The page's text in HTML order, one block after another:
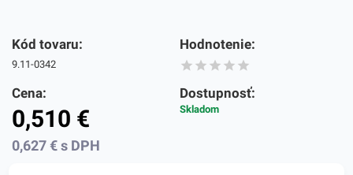
Kód tovaru:
9.11-0342
Hodnotenie:
Cena:
0,510 €
0,627€ s DPH
Dostupnosť:
Skladom